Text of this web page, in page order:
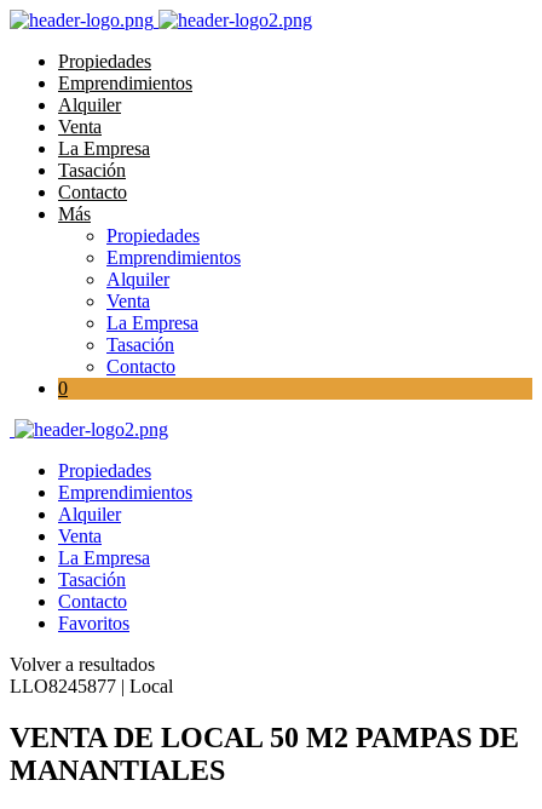
Propiedades
Emprendimientos
Alquiler
Venta
La Empresa
Tasación
Contacto
Más
Propiedades
Emprendimientos
Alquiler
Venta
La Empresa
Tasación
Contacto
0
Propiedades
Emprendimientos
Alquiler
Venta
La Empresa
Tasación
Contacto
Favoritos
Volver a resultados
LLO8245877 | Local
VENTA DE LOCAL 50 M2 PAMPAS DE
MANANTIALES